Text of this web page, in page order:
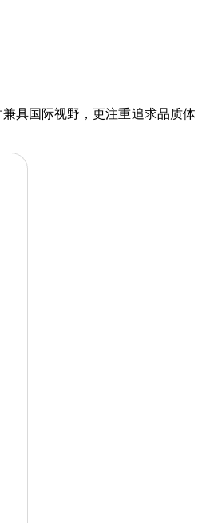
具国际视野，更注重追求品质体